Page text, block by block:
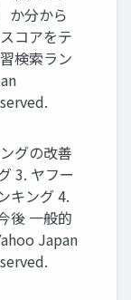
か分から
コアをテ
検索ラン
グの改善
3. ヤフー
キング 4.
後 一般的
Japan